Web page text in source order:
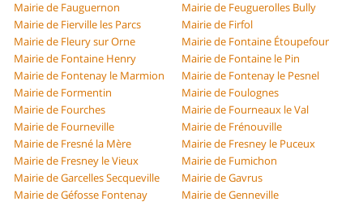
Mairie de Fauguernon
Mairie de Feuguerolles Bully
Mairie de Fierville les Parcs
Mairie de Firfol
Mairie de Fleury sur Orne
Mairie de Fontaine Étoupefour
Mairie de Fontaine Henry
Mairie de Fontaine le Pin
Mairie de Fontenay le Marmion
Mairie de Fontenay le Pesnel
Mairie de Formentin
Mairie de Foulognes
Mairie de Fourches
Mairie de Fourneaux le Val
Mairie de Fourneville
Mairie de Frénouville
Mairie de Fresné la Mère
Mairie de Fresney le Puceux
Mairie de Fresney le Vieux
Mairie de Fumichon
Mairie de Garcelles Secqueville
Mairie de Gavrus
Mairie de Géfosse Fontenay
Mairie de Genneville